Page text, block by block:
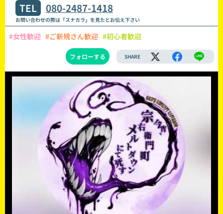
TEL 080-2487-1418
お問い合わせの際は「スナカラ」を見たとお伝え下さい
#女性歓迎 #ご新規さん歓迎 #初心者歓迎
フォローする SHARE